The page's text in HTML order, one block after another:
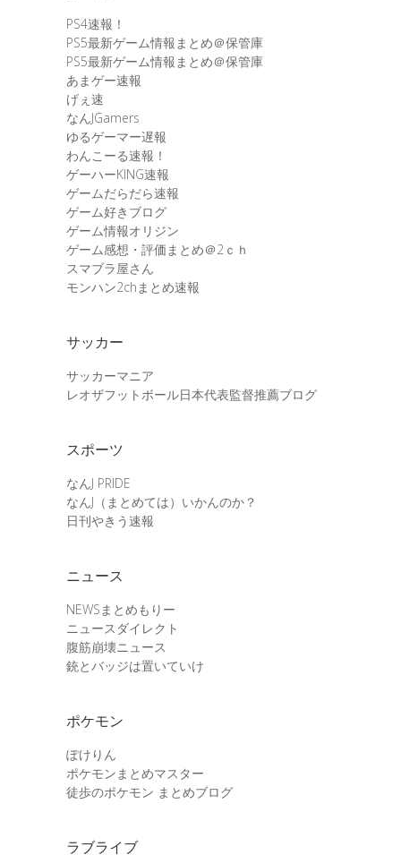
PS4速報！
PS5最新ゲーム情報まとめ＠保管庫
PS5最新ゲーム情報まとめ＠保管庫
あまゲー速報
げぇ速
なんJGamers
ゆるゲーマー遅報
わんこーる速報！
ゲーハーKING速報
ゲームだらだら速報
ゲーム好きブログ
ゲーム情報オリジン
ゲーム感想・評価まとめ＠2ｃｈ
スマブラ屋さん
モンハン2chまとめ速報
サッカー
サッカーマニア
レオザフットボール日本代表監督推薦ブログ
スポーツ
なんJ PRIDE
なんJ（まとめては）いかんのか？
日刊やきう速報
ニュース
NEWSまとめもりー
ニュースダイレクト
腹筋崩壊ニュース
銃とバッジは置いていけ
ポケモン
ぽけりん
ポケモンまとめマスター
徒歩のポケモン まとめブログ
ラブライブ